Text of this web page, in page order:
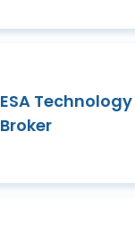
ESA Technology
Broker